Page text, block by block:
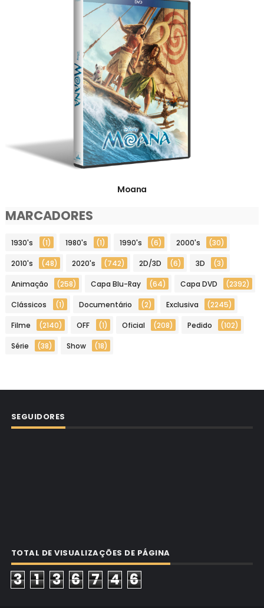
Moana
MARCADORES
1930's (1) 1980's (1) 1990's (6) 2000's (30)
2010's (48) 2020's (742) 2D/3D (6) 3D (3)
Animação (258) Capa Blu-Ray (64) Capa DVD (2392)
Clássicos (1) Documentário (2) Exclusiva (2245)
Filme (2140) OFF (1) Oficial (208) Pedido (102)
Série (38) Show (18)
SEGUIDORES
TOTAL DE VISUALIZAÇÕES DE PÁGINA
3 1 3 6 7 4 6